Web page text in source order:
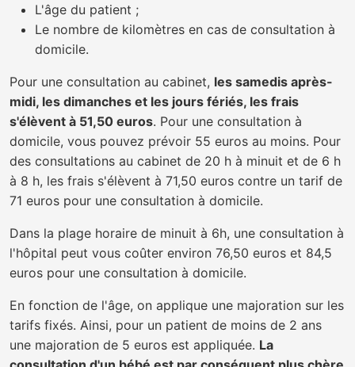
L'âge du patient ;
Le nombre de kilomètres en cas de consultation à
domicile.
Pour une consultation au cabinet, les samedis après-
midi, les dimanches et les jours fériés, les frais
s'élèvent à 51,50 euros. Pour une consultation à
domicile, vous pouvez prévoir 55 euros au moins. Pour
des consultations au cabinet de 20 h à minuit et de 6 h
à 8 h, les frais s'élèvent à 71,50 euros contre un tarif de
71 euros pour une consultation à domicile.
Dans la plage horaire de minuit à 6h, une consultation à
l'hôpital peut vous coûter environ 76,50 euros et 84,5
euros pour une consultation à domicile.
En fonction de l'âge, on applique une majoration sur les
tarifs fixés. Ainsi, pour un patient de moins de 2 ans
une majoration de 5 euros est appliquée. La